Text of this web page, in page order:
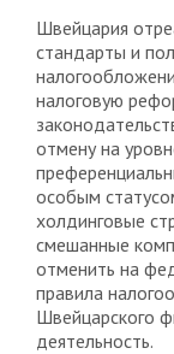
Швейцария
стандарты и
налоговую
отмену на
особым
холдинговые
смешанные
отменить на
правила
Швейцарского
деятельность.